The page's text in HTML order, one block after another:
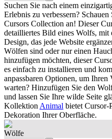
Suchen Sie nach einem
Erlebnis zu verbessern?
Cursors Collection an! Dieser
detailliertes Bild eines Wolfs, mit
Design, das jede Website
Wölfen sind oder nur einen
hinzufügen möchten, dieser
es einfach zu installieren und
anpassbaren Optionen, um
warten? Hinzufügen Sie den
und lassen Sie Ihre wilde Seite
Kollektion Animal bietet Cursor-
Dekoration Ihrer Oberfläche.
Wölfe